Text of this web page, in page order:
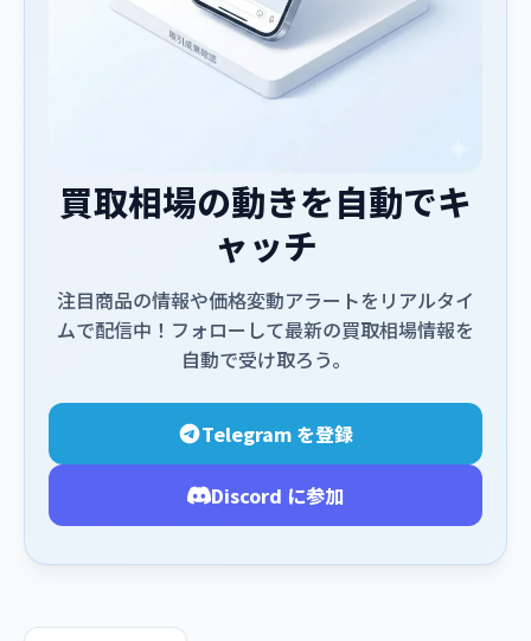
買取相場の動きを自動でキ
ャッチ
注目商品の情報や価格変動アラートをリアルタイ
ムで配信中！フォローして最新の買取相場情報を
自動で受け取ろう。
Telegram を登録
Discord に参加